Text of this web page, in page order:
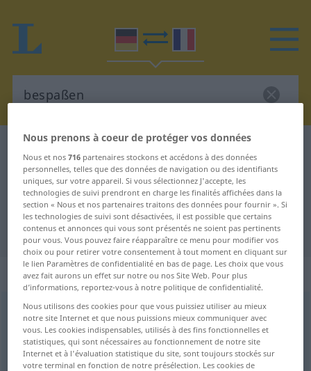
Dictionnaire Allemand-Français
Traduction Allemand-Français de
"bespaßen"
"bespaßen" - traduction Français
„bespaßen“: transitives Verb
bespaßenv/t <sans ge > UMG
Vue d'ensemble de toutes les traductions
(Pour plus d'informations, cliquez sur/touchez la traduction)
Nous prenons à coeur de protéger vos données
Nous et nos716 partenaires stockons et accédons à des données
personnelles, telles que des données de navigation ou des identifiants
uniques, sur votre appareil. Si vous sélectionnez J'accepte, les
technologies de suivi prendront en charge les finalités affichées dans la
section « Nous et nos partenaires traitons des données pour fournir ». Si
les technologies de suivi sont désactivées, il est possible que certains
contenus et annonces qui vous sont présentés ne soient pas pertinents
pour vous. Vous pouvez faire réapparaître ce menu pour modifier vos
choix ou pour retirer votre consentement à tout moment en cliquant sur
le lien Paramètres de confidentialité en bas de page. Les choix que vous
avez fait aurons un effet sur notre ou nos Site Web. Pour plus
d’informations, reportez-vous à notre politique de confidentialité.
Nous utilisons des cookies pour que vous puissiez utiliser au mieux
notre site Internet et que nous puissions mieux communiquer avec
vous. Les cookies indispensables, utilisés à des fins fonctionnelles et
statistiques, qui sont nécessaires au fonctionnement de notre site
Internet et à l'évaluation statistique du site, sont toujours stockés sur
votre terminal en fonction de notre présélection. Les cookies de